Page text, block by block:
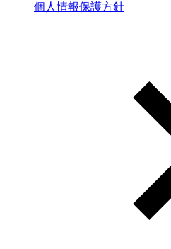
個人情報保護方針